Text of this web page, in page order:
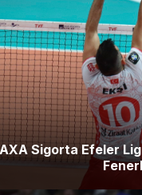
Sigorta Efeler